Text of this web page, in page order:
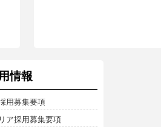
情報
用募集要項
ア採用募集要項